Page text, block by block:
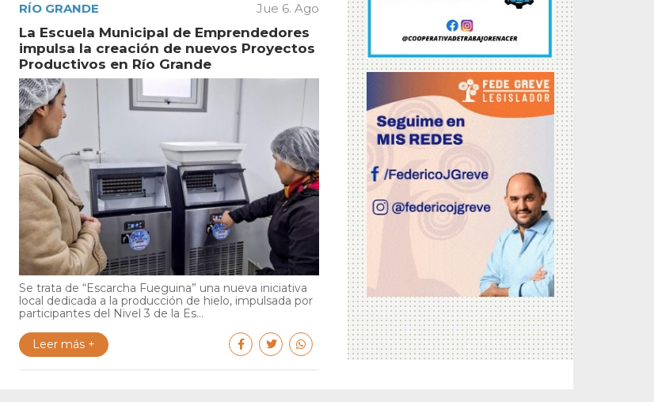
RÍO GRANDE Jue 6. Ago
La Escuela Municipal de Emprendedores
impulsa la creación de nuevos Proyectos
Productivos en Río Grande
Se trata de “Escarcha Fueguina” una nueva iniciativa
local dedicada a la producción de hielo, impulsada por
participantes del Nivel 3 de la Es...
Leer más +